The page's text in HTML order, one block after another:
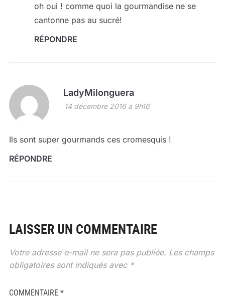
oh oui ! comme quoi la gourmandise ne se
cantonne pas au sucré!
RÉPONDRE
LadyMilonguera
14 décembre 2016 à 9h16
Ils sont super gourmands ces cromesquis !
RÉPONDRE
LAISSER UN COMMENTAIRE
Votre adresse e-mail ne sera pas publiée. Les champs
obligatoires sont indiqués avec *
COMMENTAIRE *